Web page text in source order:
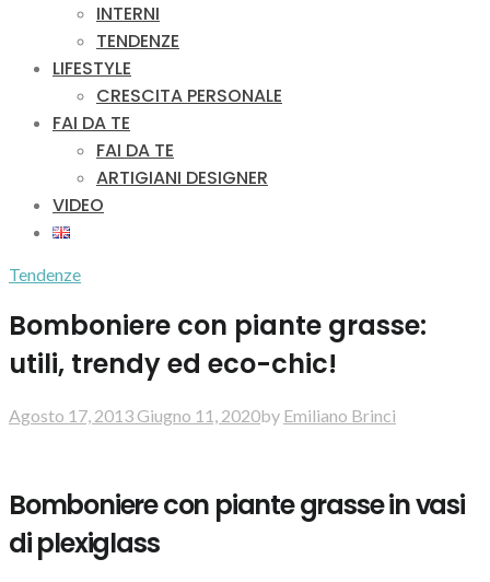
INTERNI
TENDENZE
LIFESTYLE
CRESCITA PERSONALE
FAI DA TE
FAI DA TE
ARTIGIANI DESIGNER
VIDEO
Tendenze
Bomboniere con piante grasse:
utili, trendy ed eco-chic!
Agosto 17, 2013Giugno 11, 2020by Emiliano Brinci
Bomboniere con piante grasse in vasi
di plexiglass